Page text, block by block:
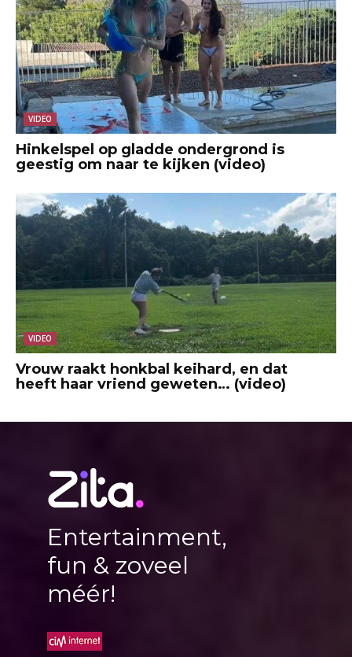
VIDEO
Hinkelspel op gladde ondergrond is
geestig om naar te kijken (video)
VIDEO
Vrouw raakt honkbal keihard, en dat
heeft haar vriend geweten… (video)
Entertainment,
fun & zoveel
méér!